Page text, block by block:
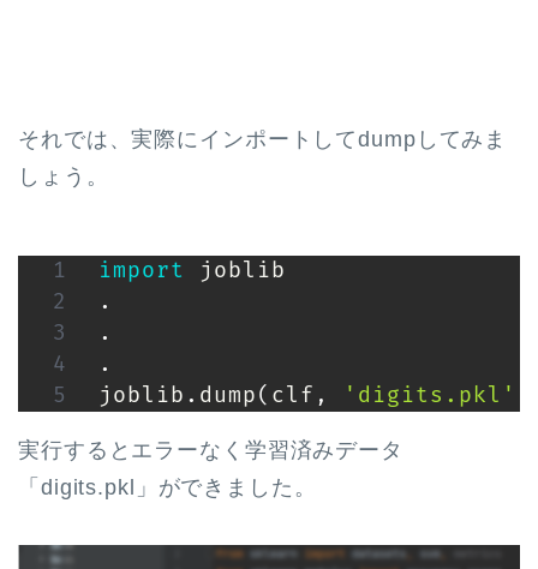
それでは、実際にインポートしてdumpしてみま
しょう。
import
.
.
.
joblib . dump( clf , 'digits.pkl'
実行するとエラーなく学習済みデータ
「digits.pkl」ができました。